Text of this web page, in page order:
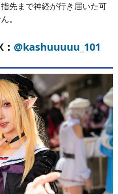
先まで神経が行き届いた可
。
@kashuuuuu_101